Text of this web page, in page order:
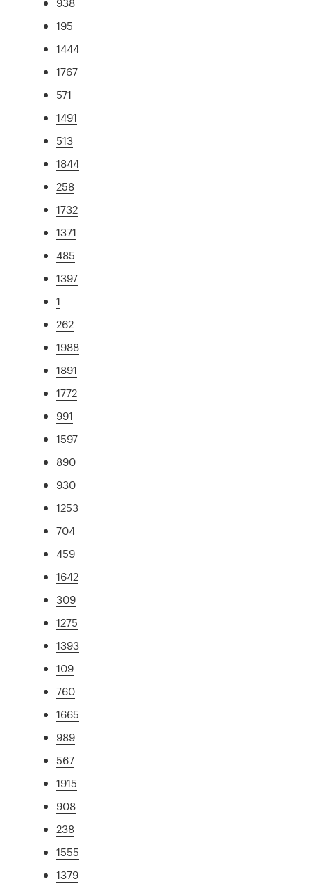
195
1444
1767
571
1491
513
1844
258
1732
1371
485
1397
1
262
1988
1891
1772
991
1597
890
930
1253
704
459
1642
309
1275
1393
109
760
1665
989
567
1915
908
238
1555
1379